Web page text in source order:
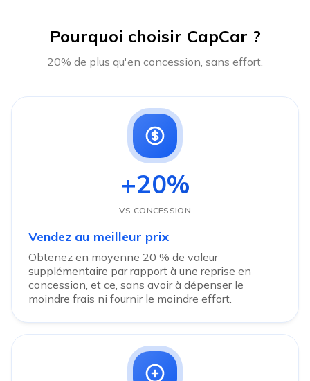
Pourquoi choisir CapCar ?
20% de plus qu'en concession, sans effort.
+20%
VS CONCESSION
Vendez au meilleur prix
Obtenez en moyenne 20 % de valeur
supplémentaire par rapport à une reprise en
concession, et ce, sans avoir à dépenser le
moindre frais ni fournir le moindre effort.